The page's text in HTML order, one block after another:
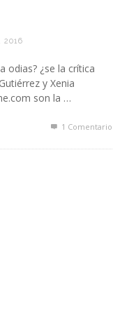
2016
odias? ¿se la crítica
y Xenia
son la …
1 Comentario